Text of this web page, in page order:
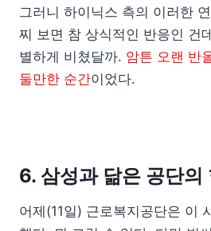
그러니 하이닉스 측의 이러한
찌 보면 참 상식적인 반응인 건
별하게 비쳤달까. 암튼 오랜 반
둘만한 순간이었다.
6. 삼성과 닮은 공단의
어제(11일) 근로복지공단은 이